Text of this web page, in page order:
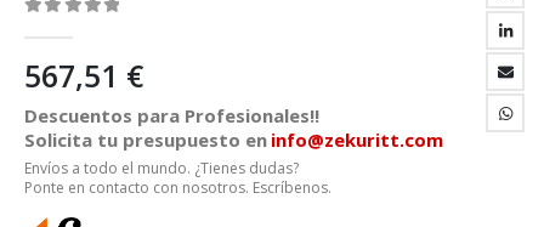
567,51 €
Descuentos para Profesionales!!
Solicita tu presupuesto en info@zekuritt.com
Envíos a todo el mundo. ¿Tienes dudas?
Ponte en contacto con nosotros. Escríbenos.